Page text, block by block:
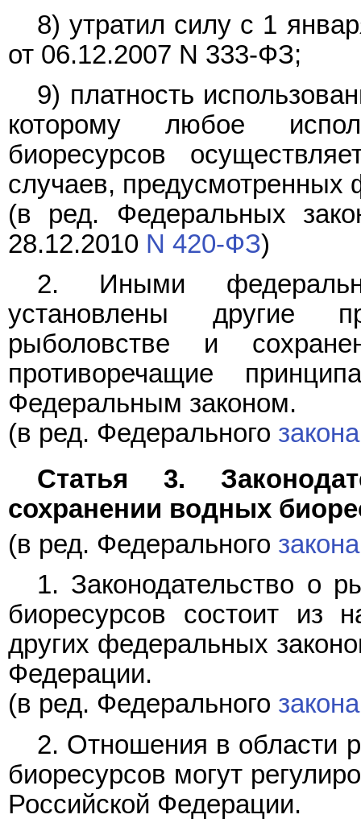
8) утратил силу с 1
от 06.12.2007 N 333-ФЗ;
9) платность
которому любое
биоресурсов
случаев,
(в ред. Федеральных
28.12.2010 N 420-ФЗ)
2. Иными
установлены другие
рыболовстве и
противоречащие
Федеральным законом.
(в ред. Федерального закона
Статья 3.
сохранении водных
(в ред. Федерального закона
1. Законодательство о
биоресурсов состоит из
других федеральных
Федерации.
(в ред. Федерального закона
2. Отношения в области
биоресурсов могут
Российской Федерации.